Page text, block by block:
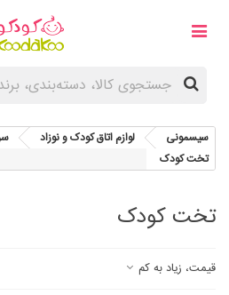
سیسمونی لوازم اتاق کودک و نوزاد
تخت كودک
تخت كودک
قیمت، زیاد به کم